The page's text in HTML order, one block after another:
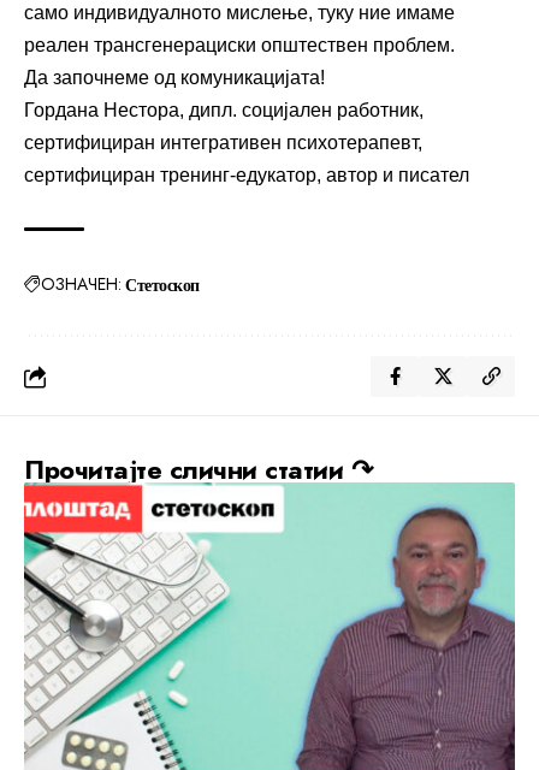
само индивидуалното мислење, туку ние имаме
реален трансгенерациски општествен проблем.
Да започнеме од комуникацијата!
Гордана Нестора, дипл. социјален работник,
сертифициран интегративен психотерапевт,
сертифициран тренинг-едукатор, автор и писател
ОЗНАЧЕН: Стетоскоп
Прочитајте слични статии ↷